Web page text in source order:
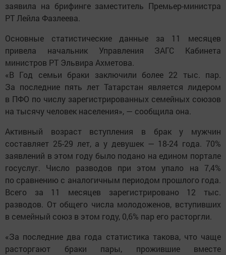
заявила на брифинге заместитель Премьер-министра
РТ Лейла Фазлеева.
Основные статистические данные за 11 месяцев
привела начальник Управления ЗАГС Кабинета
министров РТ Эльвира Ахметова.
«В Год семьи браки заключили более 22 тыс. пар.
За последние пять лет Татарстан является лидером
в ПФО по числу зарегистрированных семейных союзов
на тысячу человек населения», — сообщила она.
Активный возраст вступления в брак у мужчин
составляет 25-29 лет, а у девушек — 18-24 года. 70%
заявлений в этом году было подано на едином портале
госуслуг. Число разводов при этом упало на 7,4%
по сравнению с аналогичным периодом прошлого года.
Всего за 11 месяцев зарегистрировано 12 тыс.
разводов. От общего числа молодоженов, вступивших
в семейный союз в этом году, 0,6% пар его расторгли.
«За последние два года статистика такова, что чаще
расторгают браки пары, прожившие вместе